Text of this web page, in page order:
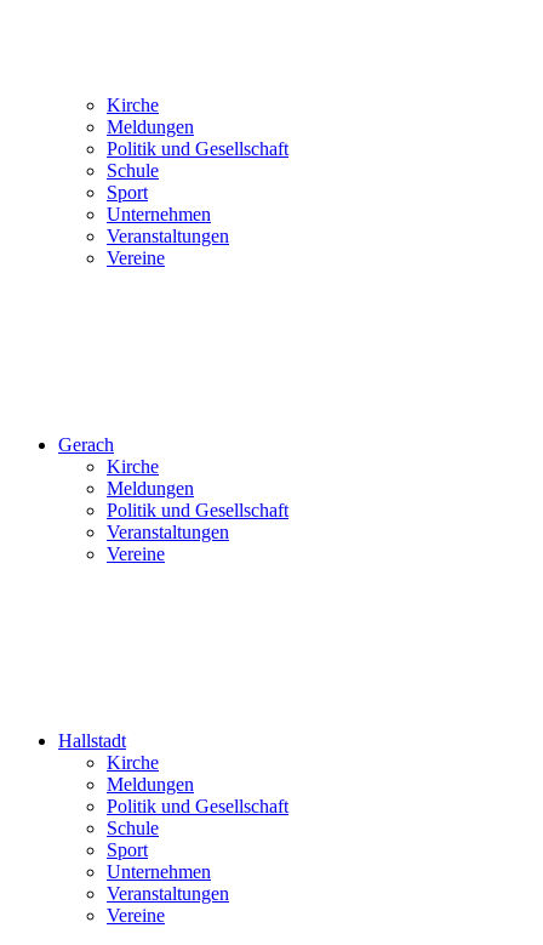
Kirche
Meldungen
Politik und Gesellschaft
Schule
Sport
Unternehmen
Veranstaltungen
Vereine
Gerach
Kirche
Meldungen
Politik und Gesellschaft
Veranstaltungen
Vereine
Hallstadt
Kirche
Meldungen
Politik und Gesellschaft
Schule
Sport
Unternehmen
Veranstaltungen
Vereine